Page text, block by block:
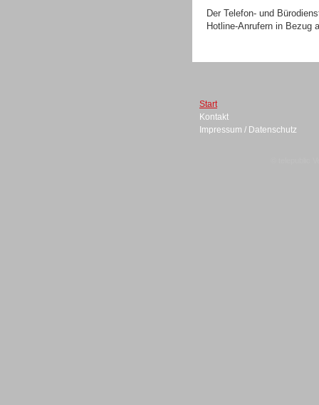
Der Telefon- und
Hotline-Anrufern in Bezug
Start
Kontakt
Impressum / Datenschutz